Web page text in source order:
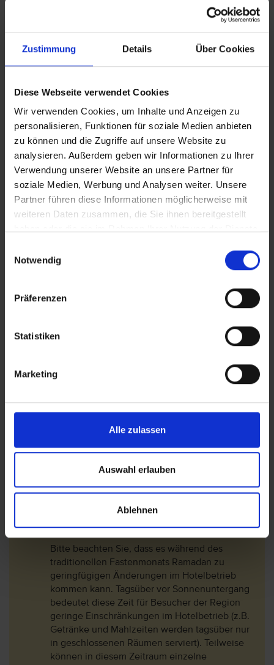
Zustimmung Details Über Cookies
Diese Webseite verwendet Cookies
Wir verwenden Cookies, um Inhalte und Anzeigen zu
personalisieren, Funktionen für soziale Medien anbieten
zu können und die Zugriffe auf unsere Website zu
analysieren. Außerdem geben wir Informationen zu Ihrer
Verwendung unserer Website an unsere Partner für
soziale Medien, Werbung und Analysen weiter. Unsere
Partner führen diese Informationen möglicherweise mit
weiteren Daten zusammen, die Sie ihnen bereitgestellt
Notwendig
Präferenzen
Statistiken
Marketing
Alle zulassen
Auswahl erlauben
Ablehnen
Sie, dass es in dieser Zeit tagsüber zu
Einschränkungen im Hotelbetrieb kommen
Bitte beachten Sie, dass es aufgrund des
Wachstums in den Vereinigten Arabischen
auditiven Beeinträchtigungen kommen kann.
der Schweiz und Österreich erhalten ihr
Einreisevisum direkt vor Ort nach Ankunft am
Flughafen in Dubai. Der Reisepass muss noch
mindestens sechs Monate gültig sein. Gäste
anderer Nationalitäten erkundigen sich bitte
rechtzeitig vor Abreise beim zuständigen
Konsulat nach den aktuellen
Einreisebestimmungen.
Verschreibung gibt. Weitere Informationen
zwischen 0 - 4 Uhr nachts erfolgt, wird KEINE
zusätzliche Übernachtung am letzten Tag
In den Vereinigten Arabischen Emiraten wird
leichten Lärmbelästigungen und
Sichteinschränkungen kommen. Bitte haben Sie
Verständnis dafür, dass wir darauf keinen
die VAE das Mindestalter bei Alleinreisenden
Jugendlichen 21 Jahre betragen muss.
können im gebuchten Hotel nachbelastet
werden.
Bitte beachten Sie, dass es während des
traditionellen Fastenmonats Ramadan zu
geringfügigen Änderungen im Hotelbetrieb
kommen kann. Tagsüber vor Sonnenuntergang
bedeutet diese Zeit für Besucher der Region
geringe Einschränkungen im Hotelbetrieb (z.B.
Getränke und Mahlzeiten werden tagsüber nur
in geschlossenen Räumen serviert). Teilweise
können in diesem Zeitraum einzelne